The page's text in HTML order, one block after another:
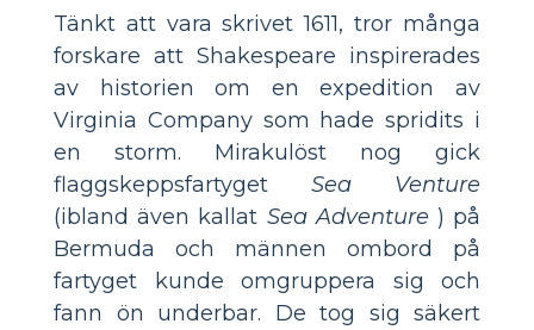
Tänkt att vara skrivet 1611, tror många
forskare att Shakespeare inspirerades
av historien om en expedition av
Virginia Company som hade spridits i
en storm. Mirakulöst nog gick
flaggskeppsfartyget Sea Venture
(ibland även kallat Sea Adventure ) på
Bermuda och männen ombord på
fartyget kunde omgruppera sig och
fann ön underbar. De tog sig säkert